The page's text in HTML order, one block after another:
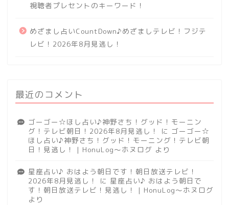
視聴者プレセントのキーワード！
めざまし占いCountDown♪めざましテレビ！フジテ
レビ！2026年8月見逃し！
最近のコメント
ゴーゴー☆ほし占い♪神野さち！グッド！モーニン
グ！テレビ朝日！2026年8月見逃し！
に ゴーゴー☆
ほし占い♪神野さち！グッド！モーニング！テレビ朝
日！見逃し！ | HonuLog～ホヌログ より
星座占い♪ おはよう朝日です！朝日放送テレビ！
2026年8月見逃し！
に 星座占い♪ おはよう朝日で
す！朝日放送テレビ！見逃し！ | HonuLog～ホヌログ
より